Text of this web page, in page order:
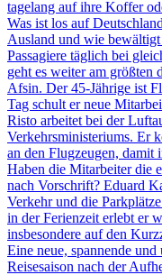
tagelang auf ihre Koffer
Was ist los auf
Ausland und wie
Passagiere täglich bei
geht es weiter am größten
Afsin. Der 45-Jährige ist
Tag schult er neue
Risto arbeitet bei der
Verkehrsministeriums. Er
an den Flugzeugen, damit
Haben die Mitarbeiter die
nach Vorschrift? Eduard
Verkehr und die
in der Ferienzeit erlebt er
insbesondere auf den
Eine neue, spannende
Reisesaison nach der